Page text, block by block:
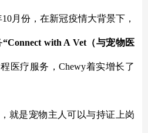
10月份，在新冠疫情大背景下，
“Connect with A Vet（与宠物医
医疗服务，Chewy着实增长了
，就是宠物主人可以与持证上岗